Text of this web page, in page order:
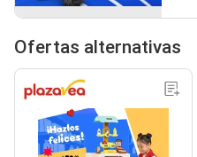
Ofertas alternativas